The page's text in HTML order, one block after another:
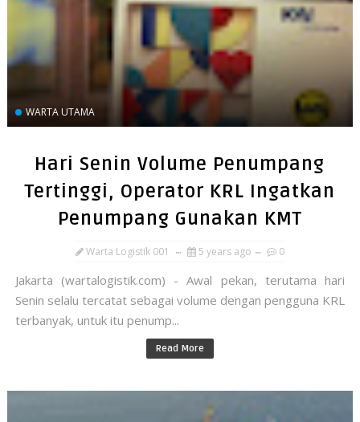
WARTA UTAMA
Hari Senin Volume Penumpang
Tertinggi, Operator KRL Ingatkan
Penumpang Gunakan KMT
Warta Logistik 001 5 years ago 0
Jakarta (wartalogistik.com) - Awal pekan, terutama hari
Senin selalu tercatat sebagai volume dengan pengguna KRL
terbanyak, untuk itu penump...
Read More